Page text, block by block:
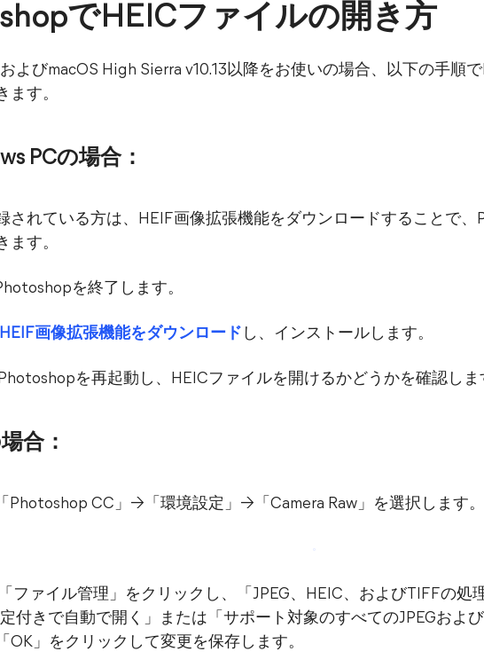
でHEICファイルの開き方
よびmacOS High Sierra v10.13以降をお使いの場合、以下の手順
ます。
PCの場合：
されている方は、HEIF画像拡張機能をダウンロードすることで
ます。
を終了します。
HEIF画像拡張機能をダウンロード し、インストールします。
を再起動し、HEICファイルを開けるかどうかを確認しま
合：
Photoshop CC」→「環境設定」→「Camera Raw」を選択します。
ファイル管理」をクリックし、「JPEG、HEIC、およびTIFFの処
付きで自動で開く」または「サポート対象のすべてのJPEGおよ
OK」をクリックして変更を保存します。